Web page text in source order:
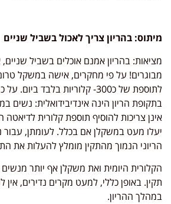
מיתוס: בהריון צריך לאכול בשביל שניים
מציאות: בהריון אמנם אוכלים בשביל
מבוגרים! על פי מחקרים, אישה במשקל טרום
לתוספת של כ300- קלוריות בלבד
בתקופת הריון הינה אינדיבידואלית: נשים
אינן צריכות להוסיף תוספת קלורית לדיאטה
יעלו מעט במשקלן אם בכלל. לעומתן,
הריוני הנמוך מהתקין מומלץ להעלות את
הקלורית היומית ואת משקלן אף יותר
תקין. באופן כללי, למעט מקרים נדירים,
במהלך ההריון.